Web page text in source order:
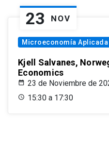
23 NOV
Microeconomía Aplicada
Kjell Salvanes,
Economics
23 de Noviembre de
15:30 a 17:30